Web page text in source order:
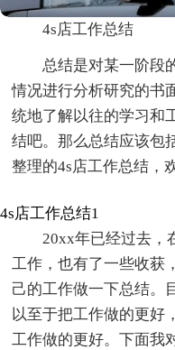
4s店工作总结
总结是对某一阶段
情况进行分析研究的书
统地了解以往的学习和
结吧。那么总结应该包
整理的4s店工作总结，
4s店工作总结1
20xx年已经过去，
工作，也有了一些收获
己的工作做一下总结。
以至于把工作做的更好
工作做的更好。下面我